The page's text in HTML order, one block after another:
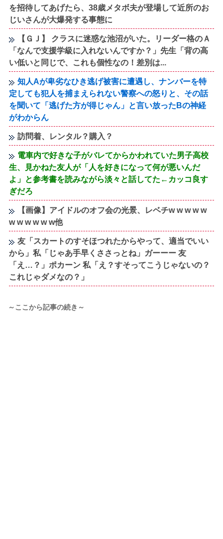
を招待してあげたら、38歳メタボ夫が登場して近所のお
じいさんが大爆発する事態に
【ＧＪ】 クラスに迷惑な池沼がいた。リーダー格のＡ
「なんで支援学級に入れないんですか？」先生「背の高
い低いと同じで、これも個性なの！差別は...
知人Aが卑劣なひき逃げ被害に遭遇し、ナンバーを特
定しても犯人を捕まえられない警察への怒りと、その話
を聞いて「逃げた方が得じゃん」と言い放ったBの神経
がわからん
訪問着、レンタル？購入？
電車内で好きな子がバレてからかわれていた男子高校
生、見かねた友人が「人を好きになって何が悪いんだ
よ」と参考書を読みながら淡々と話してた←カッコ良す
ぎだろ
【画像】アイドルのオフ会の光景、レベチw w w w w
w w w w w w他
友「スカートのすそほつれたからやって、適当でいい
から」私「じゃあ手早くささっとね」ガーーー 友
「え…？」ポカーン 私「え？すそってこうじゃないの？
これじゃダメなの？」
～ここから記事の続き～